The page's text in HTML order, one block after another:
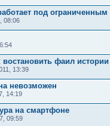
под ограниченным
08:06
востановить фаил
13:39
невозможен
14:19
на смартфоне
09:59